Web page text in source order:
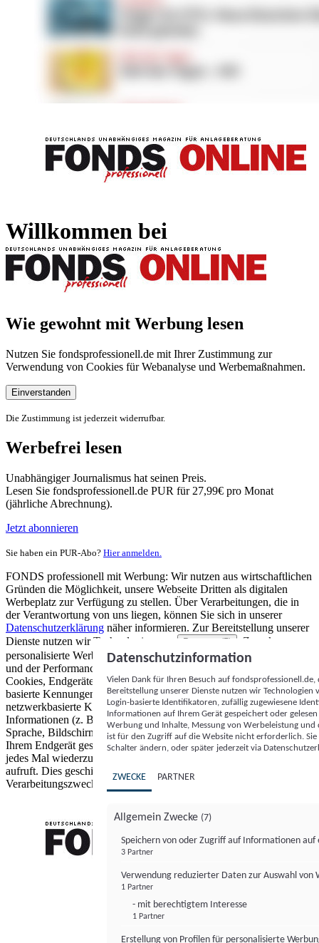
Willkommen bei
Wie gewohnt mit Werbung lesen
Nutzen Sie fondsprofessionell.de mit Ihrer Zustimmung zur
Verwendung von Cookies für Webanalyse und Werbemaßnahmen.
Einverstanden
Die Zustimmung ist jederzeit widerrufbar.
Werbefrei lesen
Unabhängiger Journalismus hat seinen Preis.
Lesen Sie fondsprofessionell.de PUR für 27,99€ pro Monat
(jährliche Abrechnung).
Jetzt abonnieren
Sie haben ein PUR-Abo? Hier anmelden.
FONDS professionell mit Werbung: Wir nutzen aus wirtschaftlichen
Gründen die Möglichkeit, unsere Webseite Dritten als digitalen
Werbeplatz zur Verfügung zu stellen. Über Verarbeitungen, die in
der Verantwortung von uns liegen, können Sie sich in unserer
Datenschutzerklärung näher informieren. Zur Bereitstellung unserer
Dienste nutzen wir Technologien von
Partnern (5)
. Zwecke:
personalisierte Werbung und Inhalte, Messung von Werbeleistung
und der Performance von Inhalten sowie Zielgruppenforschung.
Cookies, Endgeräte- oder ähnliche Online-Kennungen (z. B. login-
basierte Kennungen, zufällig generierte Kennungen,
netzwerkbasierte Kennungen) können zusammen mit anderen
Informationen (z. B. Browsertyp und Browserinformationen,
Sprache, Bildschirmgröße, unterstützte Technologien usw.) auf
Ihrem Endgerät gespeichert oder von dort ausgelesen werden, um es
jedes Mal wiederzuerkennen, wenn es eine App oder einer Webseite
aufruft. Dies geschieht für einen oder mehrere der hier aufgeführten
Verarbeitungszwecke.
Datenschutzinformation
Vielen Dank für Ihren Besuch auf
Bereitstellung unserer Dienste nutzen wir Technologien
Login-basierte Identifikatoren, zufällig zugewiesene
Informationen auf Ihrem Gerät gespeichert oder
Werbung und Inhalte, Messung von Werbeleistung
ist für den Zugriff auf die Website nicht erforderlich.
Schalter ändern, oder später jederzeit via
ZWECKE PARTNER
Allgemein Zwecke (7)
Speichern von oder Zugriff auf Informationen auf
3 Partner
Verwendung reduzierter Daten zur Auswahl von
1 Partner
- mit berechtigtem Interesse
1 Partner
Erstellung von Profilen für personalisierte
FONDS professionell